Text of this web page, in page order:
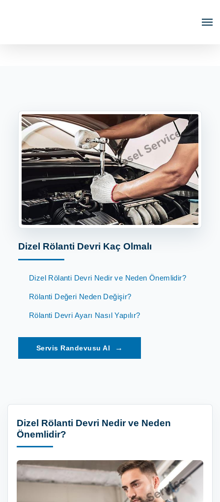
Dizel Rölanti Devri Kaç Olmalı
Dizel Rölanti Devri Nedir ve Neden Önemlidir?
Rölanti Değeri Neden Değişir?
Rölanti Devri Ayarı Nasıl Yapılır?
→
Dizel Rölanti Devri Nedir ve Neden
Önemlidir?